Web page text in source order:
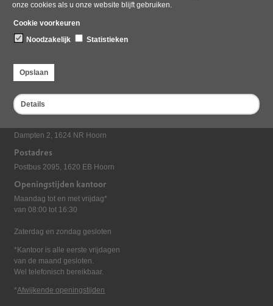
onze cookies als u onze website blijft gebruiken.
Cookie voorkeuren
Noodzakelijk
Statistieken
Opslaan
Details
Deel deze pagina
Dampten 2, 1624 NR Hoorn
Postadres
Postbus 2095, 1620 EB Hoorn
Openingstijden kantoor
Maandag tot en met vrijdag*
van 08:00 tot 16:30
Zaterdag en zondag gesloten
*Kantoor is alle eerste vrijdagen
van de maand gesloten.
Wel telefonisch bereikbaar.
*Afwijkende openingstijden